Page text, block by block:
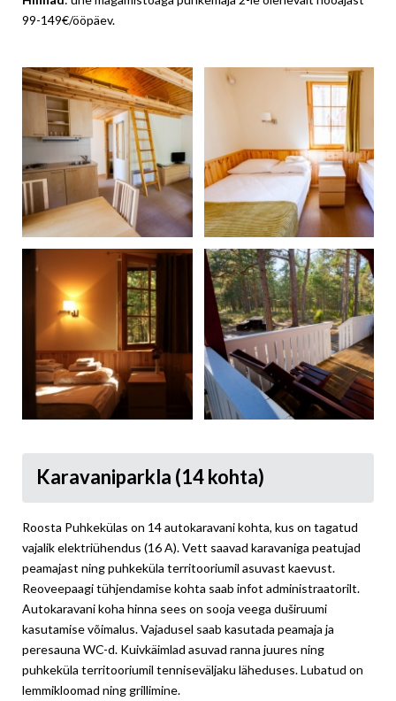
99-149€/ööpäev.
Karavaniparkla (14 kohta)
Roosta Puhkekülas on 14 autokaravani kohta, kus on tagatud
vajalik elektriühendus (16 A). Vett saavad karavaniga peatujad
peamajast ning puhkeküla territooriumil asuvast kaevust.
Reoveepaagi tühjendamise kohta saab infot administraatorilt.
Autokaravani koha hinna sees on sooja veega duširuumi
kasutamise võimalus. Vajadusel saab kasutada peamaja ja
peresauna WC-d. Kuivkäimlad asuvad ranna juures ning
puhkeküla territooriumil tenniseväljaku läheduses. Lubatud on
lemmikloomad ning grillimine.